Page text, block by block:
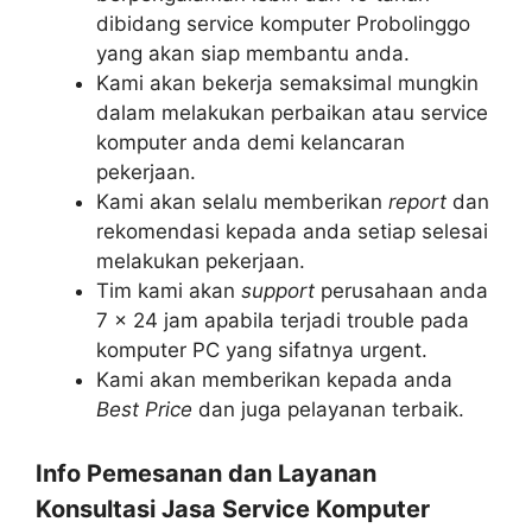
dibidang service komputer Probolinggo
yang akan siap membantu anda.
Kami akan bekerja semaksimal mungkin
dalam melakukan perbaikan atau service
komputer anda demi kelancaran
pekerjaan.
Kami akan selalu memberikan report dan
rekomendasi kepada anda setiap selesai
melakukan pekerjaan.
Tim kami akan support perusahaan anda
7 x 24 jam apabila terjadi trouble pada
komputer PC yang sifatnya urgent.
Kami akan memberikan kepada anda
Best Price dan juga pelayanan terbaik.
Info Pemesanan dan Layanan
Konsultasi Jasa Service Komputer